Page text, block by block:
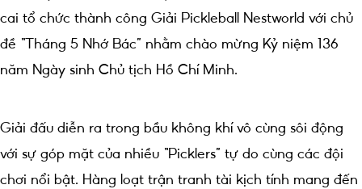
cai tổ chức thành công Giải Pickleball Nestworld với chủ
đề “Tháng 5 Nhớ Bác” nhằm chào mừng Kỷ niệm 136
năm Ngày sinh Chủ tịch Hồ Chí Minh.
Giải đấu diễn ra trong bầu không khí vô cùng sôi động
với sự góp mặt của nhiều “Picklers” tự do cùng các đội
chơi nổi bật. Hàng loạt trận tranh tài kịch tính mang đến